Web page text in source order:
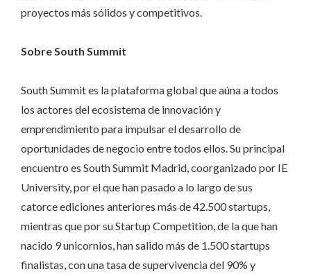
proyectos más sólidos y competitivos.
Sobre South Summit
South Summit es la plataforma global que aúna a todos
los actores del ecosistema de innovación y
emprendimiento para impulsar el desarrollo de
oportunidades de negocio entre todos ellos. Su principal
encuentro es South Summit Madrid, coorganizado por IE
University, por el que han pasado a lo largo de sus
catorce ediciones anteriores más de 42.500 startups,
mientras que por su Startup Competition, de la que han
nacido 9 unicornios, han salido más de 1.500 startups
finalistas, con una tasa de supervivencia del 90% y